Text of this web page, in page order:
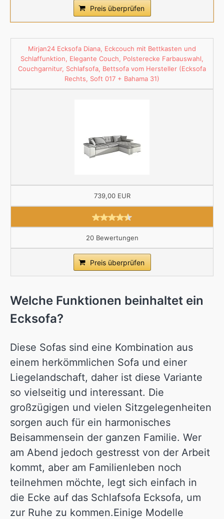
Preis überprüfen
Mirjan24 Ecksofa Diana, Eckcouch mit Bettkasten und
Schlaffunktion, Elegante Couch, Polsterecke Farbauswahl,
Couchgarnitur, Schlafsofa, Bettsofa vom Hersteller (Ecksofa
Rechts, Soft 017 + Bahama 31)
739,00 EUR
20 Bewertungen
Preis überprüfen
Welche Funktionen beinhaltet ein
Ecksofa?
Diese Sofas sind eine Kombination aus
einem herkömmlichen Sofa und einer
Liegelandschaft, daher ist diese Variante
so vielseitig und interessant. Die
großzügigen und vielen Sitzgelegenheiten
sorgen auch für ein harmonisches
Beisammensein der ganzen Familie. Wer
am Abend jedoch gestresst von der Arbeit
kommt, aber am Familienleben noch
teilnehmen möchte, legt sich einfach in
die Ecke auf das Schlafsofa Ecksofa, um
zur Ruhe zu kommen.Einige Modelle